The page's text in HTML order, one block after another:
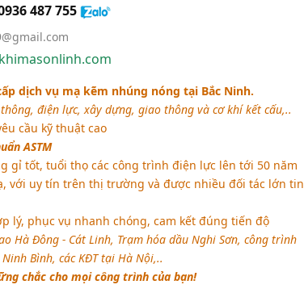
487 755
dịch vụ mạ kẽm nhúng nóng tại Bắc Ninh.
điện lực, xây dựng, giao thông và cơ khí kết cấu,..
cầu kỹ thuật cao
ASTM
gỉ tốt, tuổi thọ các công trình điện lực lên tới 50 năm
với uy tín trên thị trường và được nhiều đối tác lớn tin
lý, phục vụ nhanh chóng, cam kết đúng tiến độ
Hà Đông - Cát Linh, Trạm hóa dầu Nghi Sơn, công trình
Bình, các KĐT tại Hà Nội,..
chắc cho mọi công trình của bạn!